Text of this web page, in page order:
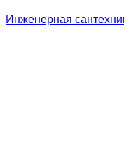
Инженерная